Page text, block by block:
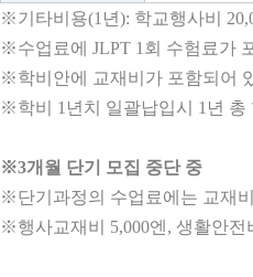
※기타비용(1년): 학교행사비
※수업료에 JLPT 1회 수험료가
※학비안에 교재비가 포함되어
※학비 1년치 일괄납입시 1년 총
※3개월 단기 모집 중단 중
※단기과정의 수업료에는 교재
※행사교재비 5,000엔, 생활안전